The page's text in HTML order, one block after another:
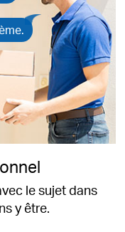
le sujet dans
y être.